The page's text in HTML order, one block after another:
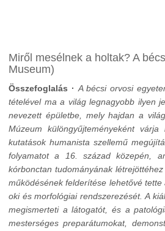
Miről mesélnek a holtak? A
Museum)
Összefoglalás · A bécsi orvosi
tételével ma a világ legnagyobb ilyen
nevezett épületbe, mely hajdan a
Múzeum különgyűjteményeként
kutatások humanista szellemű
folyamatot a 16. század közepén,
kórbonctan tudományának
működésének felderítése lehetővé
oki és morfológiai rendszerezését. A
megismerteti a látogatót, és a
mesterséges preparátumokat,